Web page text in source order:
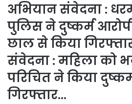
अभियान संवेदना :
पुलिस ने दुष्कर्म
छाल से किया
संवेदना : महिला को
परिचित ने किया
गिरफ्तार…